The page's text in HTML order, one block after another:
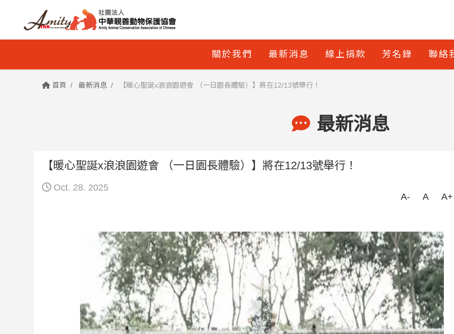
關於我們 最新消息 線上捐款 芳名錄 聯絡
首頁 最新消息 【暖心聖誕x浪浪園遊會 （一日園長體驗）】將在12/13號舉行！
最新消息
【暖心聖誕x浪浪園遊會 （一日園長體驗）】將在12/13號舉行！
Oct. 28. 2025
A-
A A+